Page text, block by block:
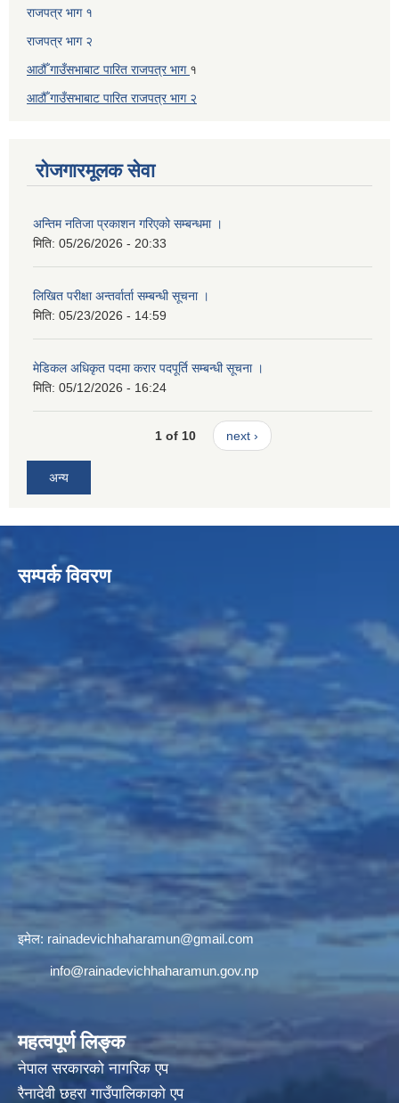
राजपत्र भाग १
राजपत्र भाग २
आठौँ गाउँसभाबाट पारित राजपत्र भाग १
आठौँ गाउँसभाबाट पारित राजपत्र भाग २
रोजगारमूलक सेवा
अन्तिम नतिजा प्रकाशन गरिएको सम्बन्धमा ।
मिति: 05/26/2026 - 20:33
लिखित परीक्षा अन्तर्वार्ता सम्बन्धी सूचना ।
मिति: 05/23/2026 - 14:59
मेडिकल अधिकृत पदमा करार पदपूर्ति सम्बन्धी सूचना ।
मिति: 05/12/2026 - 16:24
1 of 10 next ›
अन्य
सम्पर्क विवरण
इमेल: rainadevichhaharamun@gmail.com
info@rainadevichhaharamun.gov.np
महत्वपूर्ण लिङ्क
नेपाल सरकारको नागरिक एप
रैनादेवी छहरा गाउँपालिकाको एप